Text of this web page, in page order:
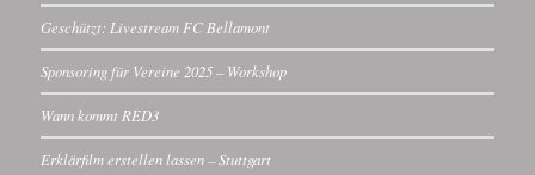
Geschützt: Livestream FC Bellamont
Sponsoring für Vereine 2025 – Workshop
Wann kommt RED3
Erklärfilm erstellen lassen – Stuttgart